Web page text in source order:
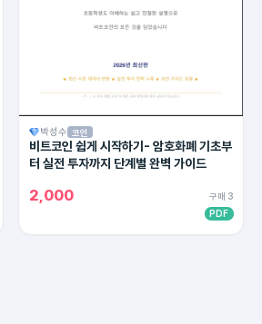
박성수 코인
비트코인 쉽게 시작하기- 암호화폐 기초부
터 실전 투자까지 단계별 완벽 가이드
2,000
구매 3
PDF